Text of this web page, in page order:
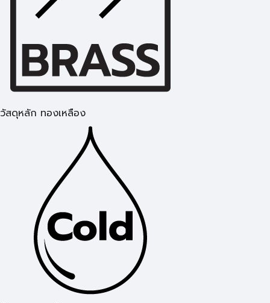
วัสดุหลัก ทองเหลือง